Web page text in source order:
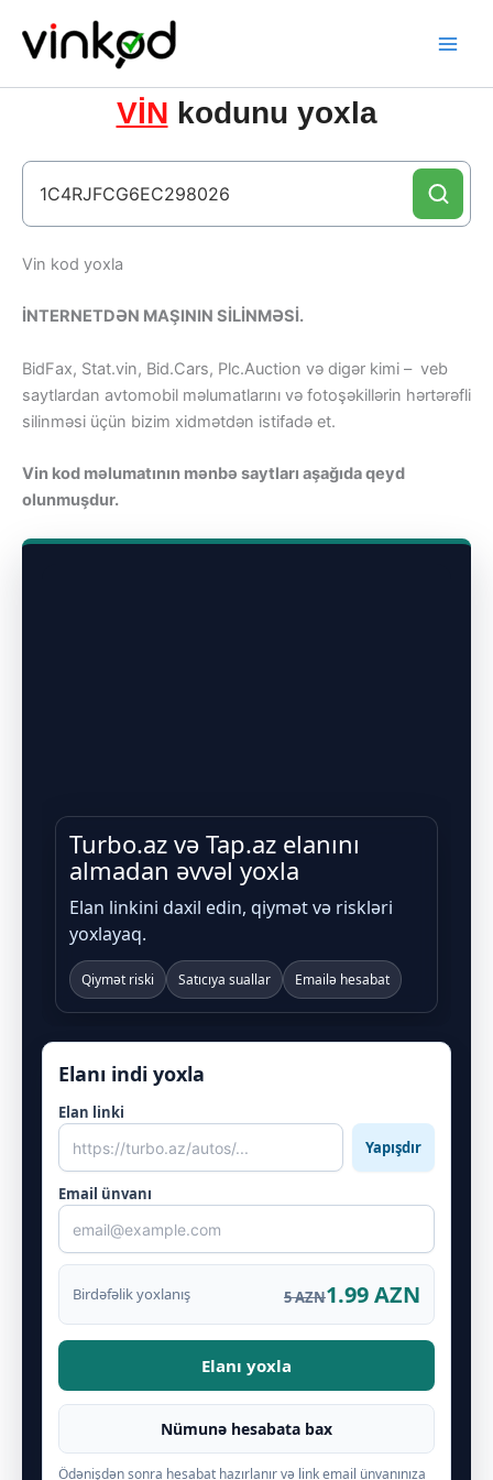
content
VİN kodunu yoxla
Vin kod yoxla
İNTERNETDƏN MAŞININ SİLİNMƏSİ.
BidFax, Stat.vin, Bid.Cars, Plc.Auction və digər kimi – veb
saytlardan avtomobil məlumatlarını və fotoşəkillərin hərtərəfli
silinməsi üçün bizim xidmətdən istifadə et.
Vin kod məlumatının mənbə saytları aşağıda qeyd
olunmuşdur.
Turbo.az və Tap.az elanını
almadan əvvəl yoxla
Elan linkini daxil edin, qiymət və riskləri
yoxlayaq.
Qiymət riski Satıcıya suallar Emailə hesabat
Elanı indi yoxla
Elan linki
Yapışdır
Email ünvanı
Birdəfəlik yoxlanış 5 AZN1.99 AZN
Elanı yoxla
Nümunə hesabata bax
Ödənişdən sonra hesabat hazırlanır və link email ünvanınıza